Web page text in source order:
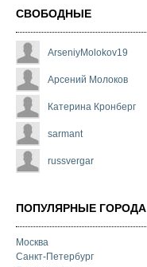
СВОБОДНЫЕ
ArseniyMolokov19
Арсений Молоков
Катерина Кронберг
sarmant
russvergar
ПОПУЛЯРНЫЕ ГОРОДА
Москва
Санкт-Петербург